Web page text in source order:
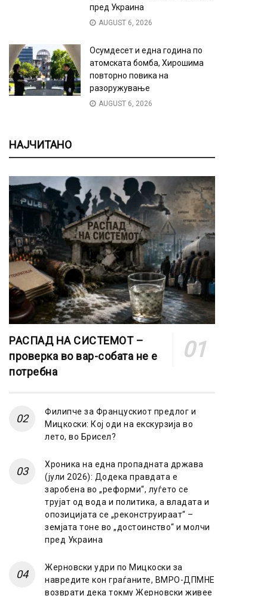
пред Украина
AUGUST 6, 2026
Осумдесет и една година по
атомската бомба, Хирошима
повторно повика на
разоружување
AUGUST 6, 2026
НАЈЧИТАНО
РАСПАД НА СИСТЕМОТ –
проверка во вар-собата не е
потребна
Филипче за Францускиот предлог и
Мицкоски: Кој оди на екскурзија во
лето, во Брисел?
Хроника на една пропадната држава
(јули 2026): Додека правдата е
заробена во „реформи“, луѓето се
трујат од вода и политика, а владата и
опозицијата се „реконструираат“ –
земјата тоне во „достоинство“ и молчи
пред Украина
Жерновски удри по Мицкоски за
навредите кон граѓаните, ВМРО-ДПМНЕ
возврати дека токму Жерновски живее